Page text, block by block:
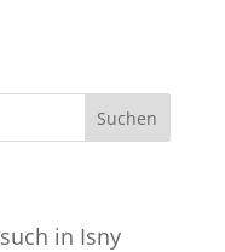
in Isny